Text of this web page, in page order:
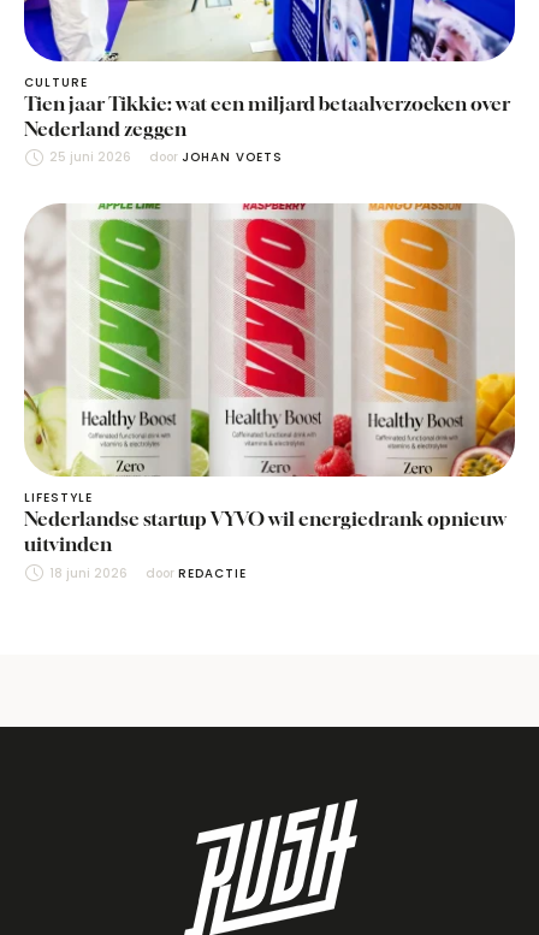
CULTURE
Tien jaar Tikkie: wat een miljard betaalverzoeken over
Nederland zeggen
25 juni 2026 door JOHAN VOETS
LIFESTYLE
Nederlandse startup VYVO wil energiedrank opnieuw
uitvinden
18 juni 2026 door REDACTIE